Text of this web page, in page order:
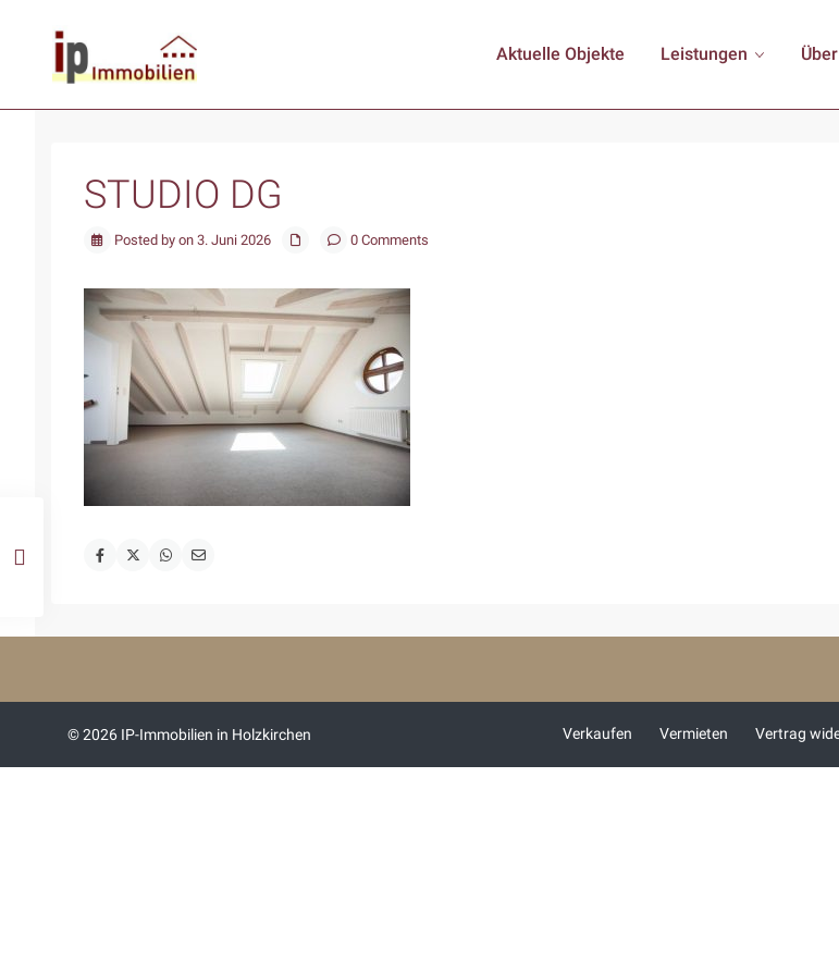
Aktuelle Objekte Leistungen
STUDIO DG
Posted by on 3. Juni 2026 0 Comments
© 2026 IP-Immobilien in Holzkirchen Verkaufen Vermieten Vertrag